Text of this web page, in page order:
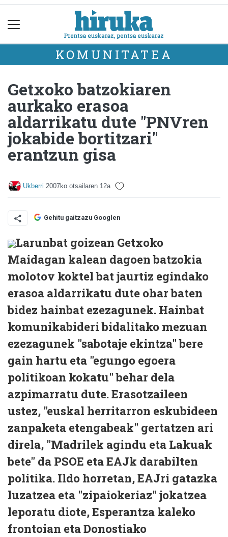
KOMUNITATEA
Getxoko batzokiaren
aurkako erasoa
aldarrikatu dute "PNVren
jokabide bortitzari"
erantzun gisa
Ukberri 2007ko otsailaren 12a
Gehitu gaitzazu Googlen
Larunbat goizean Getxoko
Maidagan kalean dagoen batzokia
molotov koktel bat jaurtiz egindako
erasoa aldarrikatu dute ohar baten
bidez hainbat ezezagunek. Hainbat
komunikabideri bidalitako mezuan
ezezagunek "sabotaje ekintza" bere
gain hartu eta "egungo egoera
politikoan kokatu" behar dela
azpimarratu dute. Erasotzaileen
ustez, "euskal herritarron eskubideen
zanpaketa etengabeak" gertatzen ari
direla, "Madrilek agindu eta Lakuak
bete" da PSOE eta EAJk darabilten
politika. Ildo horretan, EAJri gatazka
luzatzea eta "zipaiokeriaz" jokatzea
leporatu diote, Esperantza kaleko
frontoian eta Donostiako